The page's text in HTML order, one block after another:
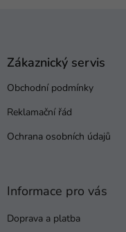
Zákaznický servis
Obchodní podmínky
Reklamační řád
Ochrana osobních údajů
Informace pro vás
Doprava a platba